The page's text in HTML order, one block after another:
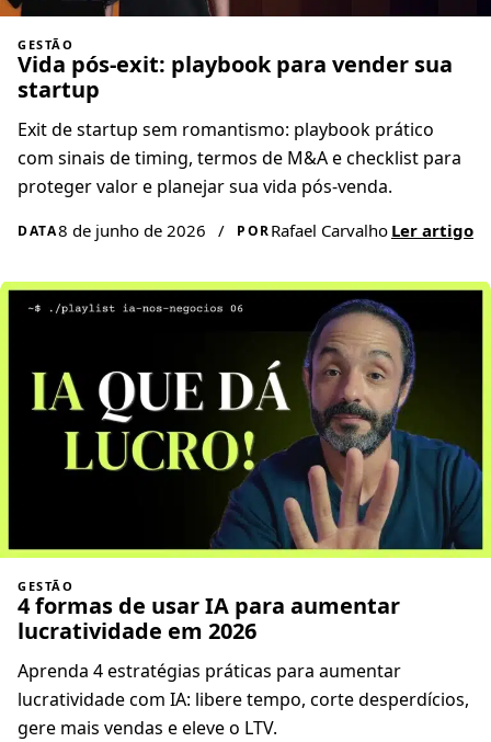
GESTÃO
Vida pós-exit: playbook para vender sua
startup
Exit de startup sem romantismo: playbook prático
com sinais de timing, termos de M&A e checklist para
proteger valor e planejar sua vida pós-venda.
DATA8 de junho de 2026 / PORRafael Carvalho Ler artigo
GESTÃO
4 formas de usar IA para aumentar
lucratividade em 2026
Aprenda 4 estratégias práticas para aumentar
lucratividade com IA: libere tempo, corte desperdícios,
gere mais vendas e eleve o LTV.